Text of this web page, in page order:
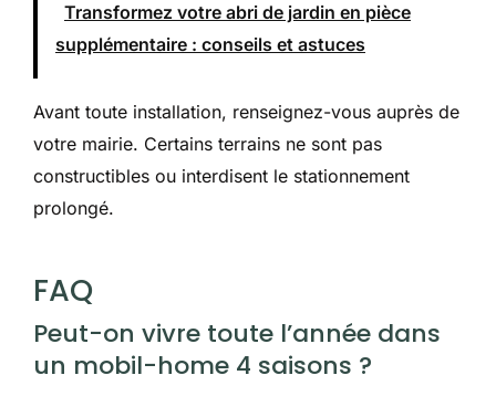
Transformez votre abri de jardin en pièce
supplémentaire : conseils et astuces
Avant toute installation, renseignez-vous auprès de
votre mairie. Certains terrains ne sont pas
constructibles ou interdisent le stationnement
prolongé.
FAQ
Peut-on vivre toute l’année dans
un mobil-home 4 saisons ?